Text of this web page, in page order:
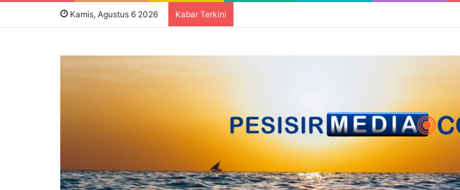
Kamis, Agustus 6 2026 Kabar Terkini